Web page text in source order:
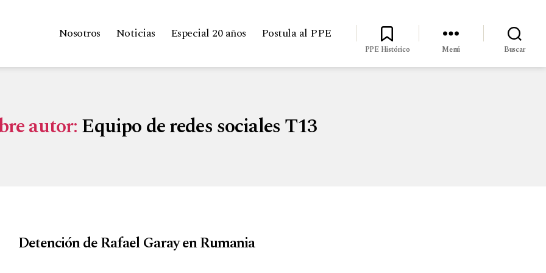
Nosotros Noticias Especial 20 años Postula al PPE
PPE Histórico Menú Buscar
autor:Equipo de redes sociales T13
Detención de Rafael Garay en Rumania